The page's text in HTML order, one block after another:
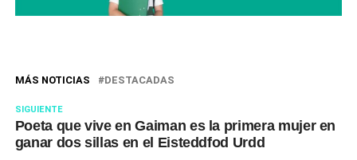
MÁS NOTICIAS DESTACADAS
SIGUIENTE
Poeta que vive en Gaiman es la primera mujer en
ganar dos sillas en el Eisteddfod Urdd